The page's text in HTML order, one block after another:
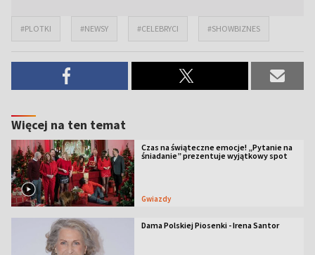
#PLOTKI #NEWSY #CELEBRYCI #SHOWBIZNES
Więcej na ten temat
Czas na świąteczne emocje! „Pytanie na
śniadanie” prezentuje wyjątkowy spot
Gwiazdy
Dama Polskiej Piosenki - Irena Santor